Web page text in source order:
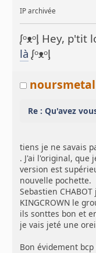
IP archivée
ᶘᵒᴥᵒᶅ Hey,
là ᶘᵒᴥᵒᶅ
noursmetal
Re : Qu'avez
tiens je ne savais
. J'ai l'original, que
version est
nouvelle pochette.
Sebastien
KINGCROWN le
ils sonttes bon et
je vais jeté une
Bon évidement